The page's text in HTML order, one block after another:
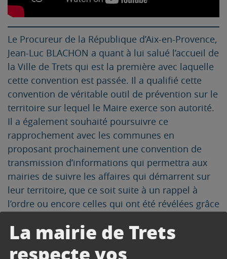
La mairie de Trets
respecte vos
Le Procureur de la République d’Aix-en-Provence,
Jean-Luc BLACHON a quant à lui salué l’accueil de
la Ville de Trets qui est la première avec laquelle
cette convention est passée. Il a qualifié cette
convention de véritable outil de prévention sur le
territoire sur lequel le Maire exerce son autorité.
Il a également souhaité poursuivre ce
rapprochement avec les communes en
proposant prochainement une convention de
transmission d’informations qui permettra aux
mairies de suivre les affaires qui démarrent sur
leur territoire, que ce soit suite à un rappel à
l’ordre ou encore celles qui ont été révélées grâce